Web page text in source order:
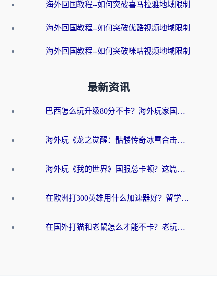
海外回国教程--如何突破喜马拉雅地域限制
海外回国教程--如何突破优酷视频地域限制
海外回国教程--如何突破咪咕视频地域限制
最新资讯
巴西怎么玩升级80分不卡？海外玩家国服游戏加速器终极指南（附避坑技巧）
海外玩《龙之觉醒：骷髅传奇冰雪合击》延迟高？这篇指南帮你解决卡顿烦恼！
海外玩《我的世界》国服总卡顿？这篇我的世界游戏加速器指南帮你解决所有问题
在欧洲打300英雄用什么加速器好？留学生亲测有效的解决方案来了
在国外打猫和老鼠怎么才能不卡？老玩家亲测的终极加速指南